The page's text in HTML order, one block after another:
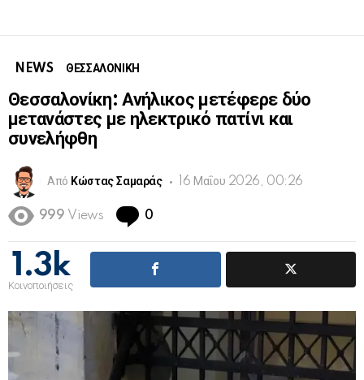
NEWS ΘΕΣΣΑΛΟΝΙΚΗ
Θεσσαλονίκη: Ανήλικος μετέφερε δύο
μετανάστες με ηλεκτρικό πατίνι και
συνελήφθη
Από Κώστας Σαμαράς 16 Μαΐου 2026, 00:26
999 Views 0
1.3k
Κοινοποιήσεις